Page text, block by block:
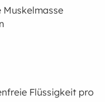
Muskelmasse
Flüssigkeit pro